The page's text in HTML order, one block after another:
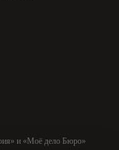
и «Моё дело Бюро»